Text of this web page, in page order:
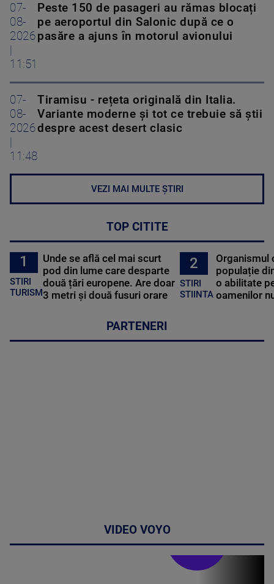
07-
08-
2026
|
11:51
Peste 150 de pasageri au rămas blocați
pe aeroportul din Salonic după ce o
pasăre a ajuns în motorul avionului
07-
08-
2026
|
11:48
Tiramisu - rețeta originală din Italia.
Variante moderne și tot ce trebuie să știi
despre acest desert clasic
VEZI MAI MULTE ȘTIRI
TOP CITITE
1
STIRI
TURISM
Unde se află cel mai scurt
pod din lume care desparte
două țări europene. Are doar
3 metri și două fusuri orare
2
STIRI
STIINTA
Organismul
populație
o abilitate
oamenilor
PARTENERI
VIDEO VOYO